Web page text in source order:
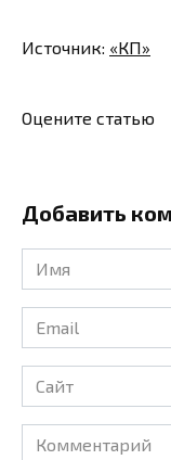
Источник: «КП»
Оцените статью
Добавить
Имя
*
Email
*
Сайт
Комментарий